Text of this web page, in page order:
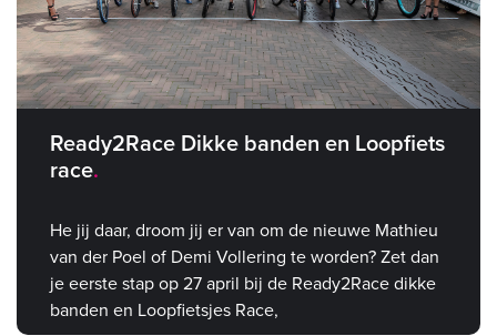
Ready2Race Dikke banden en Loopfiets
race
He jij daar, droom jij er van om de nieuwe Mathieu
van der Poel of Demi Vollering te worden? Zet dan
je eerste stap op 27 april bij de Ready2Race dikke
banden en Loopfietsjes Race,